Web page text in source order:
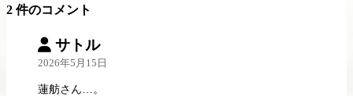
2 件のコメント
サトル
2026年5月15日
蓮舫さん…。